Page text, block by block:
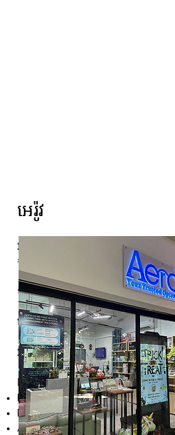
អេរ៉ូវ
​អាស័យដ្ឋានៈ
ស៊ិនមិញផ្លាហ្សា ផ្លូវ៦ស៊ិន
#01-18 សិង្ហបុរី 575585
ទូរស័ព្ទ ៖+65 9858 1308
ម៉ោងបើក៖ 12:00 - 08:00 យប់ រៀងរា
អ៊ីមែល៖enquiry@aerov.com.sg
MRT ដែលនៅជិតបំផុត។
Marymount (CC16)(ទិសដៅពី
Bishan (NS17 / CC15)(ទិសដៅពី
Ang Mo Kio (NS16)(ទិសដៅពី Ang